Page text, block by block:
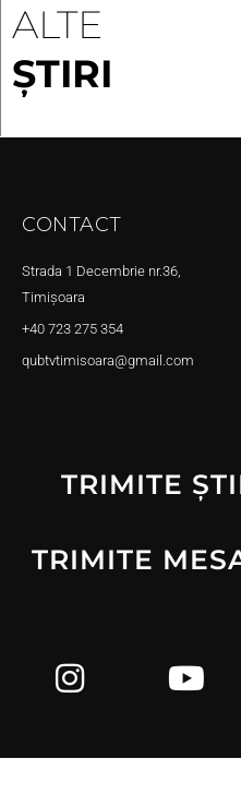
ALTE
ȘTIRI
CONTACT
Strada 1 Decembrie nr.36,
Timișoara
+40 723 275 354
qubtvtimisoara@gmail.com
TRIMITE
TRIMITE